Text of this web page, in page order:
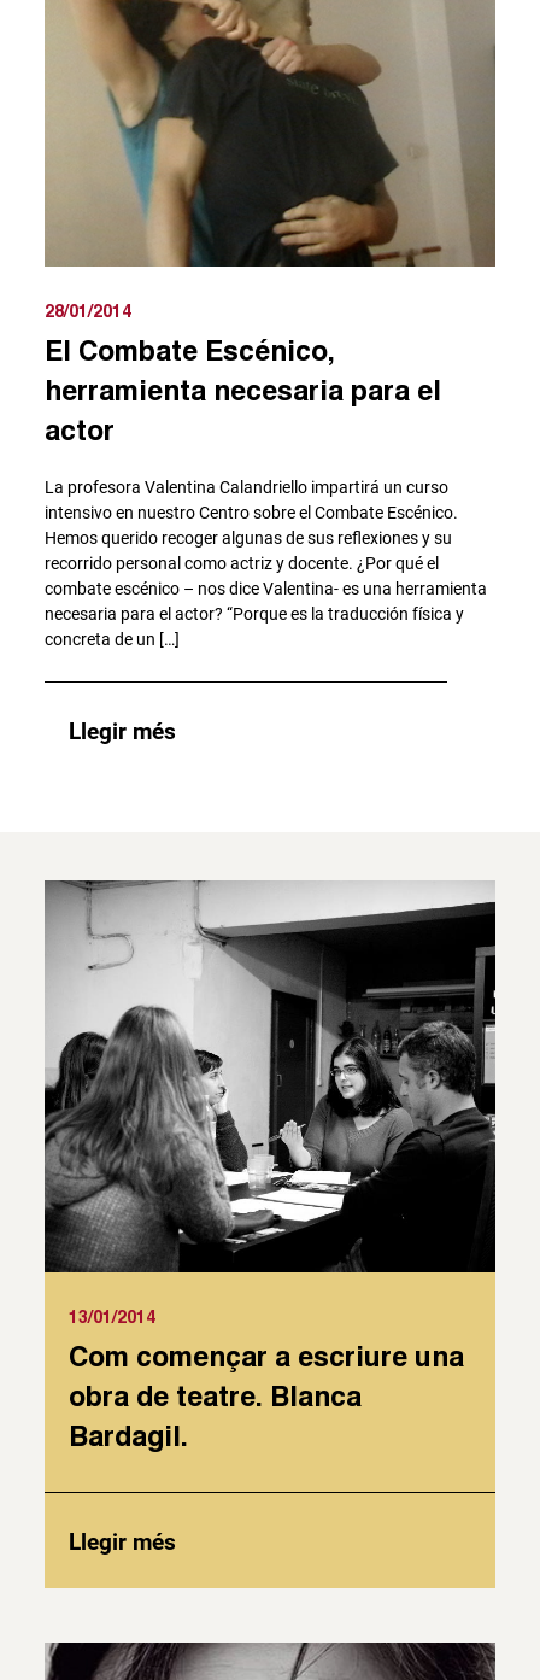
28/01/2014
El Combate Escénico,
herramienta necesaria para el
actor
La profesora Valentina Calandriello impartirá un curso
intensivo en nuestro Centro sobre el Combate Escénico.
Hemos querido recoger algunas de sus reflexiones y su
recorrido personal como actriz y docente. ¿Por qué el
combate escénico – nos dice Valentina- es una herramienta
necesaria para el actor? “Porque es la traducción física y
concreta de un […]
Llegir més
13/01/2014
Com començar a escriure una
obra de teatre. Blanca
Bardagil.
Llegir més